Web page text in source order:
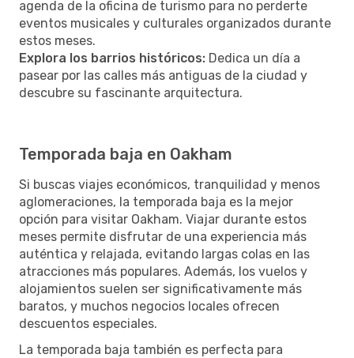
agenda de la oficina de turismo para no perderte
eventos musicales y culturales organizados durante
estos meses.
Explora los barrios históricos: Dedica un día a
pasear por las calles más antiguas de la ciudad y
descubre su fascinante arquitectura.
Temporada baja en Oakham
Si buscas viajes económicos, tranquilidad y menos
aglomeraciones, la temporada baja es la mejor
opción para visitar Oakham. Viajar durante estos
meses permite disfrutar de una experiencia más
auténtica y relajada, evitando largas colas en las
atracciones más populares. Además, los vuelos y
alojamientos suelen ser significativamente más
baratos, y muchos negocios locales ofrecen
descuentos especiales.
La temporada baja también es perfecta para